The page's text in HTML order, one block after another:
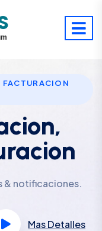
& notificaciones.
Mas Detalles